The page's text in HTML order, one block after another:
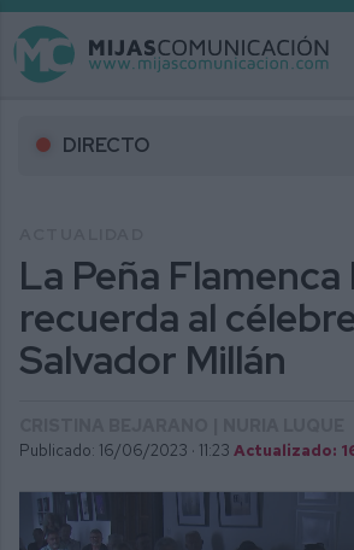
DIRECTO
La Peña
recuerda al
Salvador Millán
Publicado: 16/06/2023 · 11:23 Actualizado: